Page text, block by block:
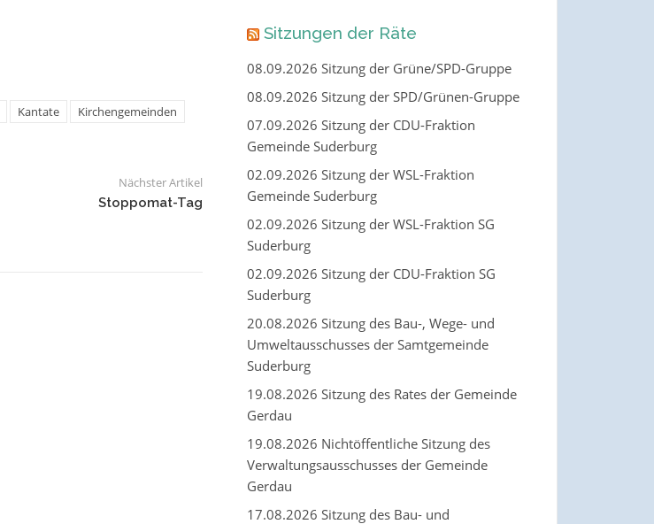
Kantate
Kirchengemeinden
Nächster Artikel
Stoppomat-Tag
Sitzungen der Räte
08.09.2026 Sitzung der Grüne/SPD-Gruppe
08.09.2026 Sitzung der SPD/Grünen-Gruppe
07.09.2026 Sitzung der CDU-Fraktion
Gemeinde Suderburg
02.09.2026 Sitzung der WSL-Fraktion
Gemeinde Suderburg
02.09.2026 Sitzung der WSL-Fraktion SG
Suderburg
02.09.2026 Sitzung der CDU-Fraktion SG
Suderburg
20.08.2026 Sitzung des Bau-, Wege- und
Umweltausschusses der Samtgemeinde
Suderburg
19.08.2026 Sitzung des Rates der Gemeinde
Gerdau
19.08.2026 Nichtöffentliche Sitzung des
Verwaltungsausschusses der Gemeinde
Gerdau
17.08.2026 Sitzung des Bau- und